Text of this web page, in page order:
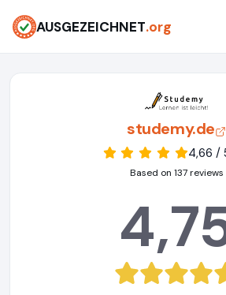
AUSGEZEICHNET.org
studemy.de
4,66 /
Based on 137 reviews